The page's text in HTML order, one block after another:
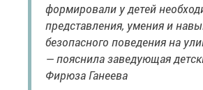
формировали у детей
представления, умения и
безопасного поведения на
— пояснила заведующая
Фирюза Ганеева